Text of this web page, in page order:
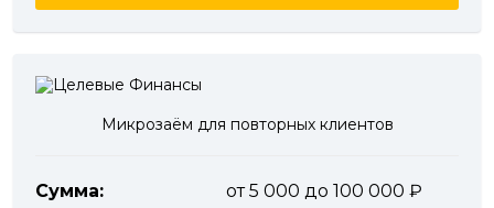
Микрозаём для повторных клиентов
Сумма:
от 5 000 до 100 000